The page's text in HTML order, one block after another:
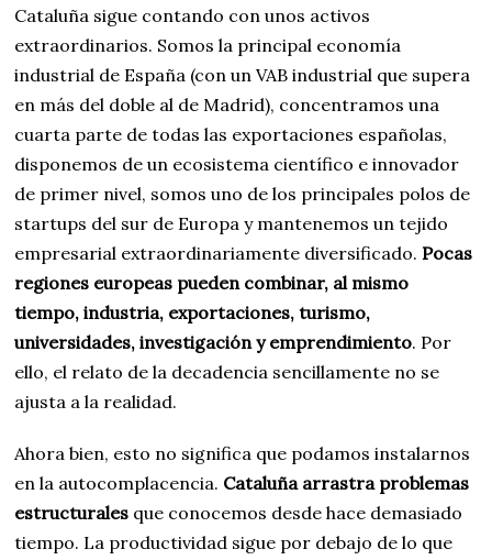
Cataluña sigue contando con unos activos
extraordinarios. Somos la principal economía
industrial de España (con un VAB industrial que supera
en más del doble al de Madrid), concentramos una
cuarta parte de todas las exportaciones españolas,
disponemos de un ecosistema científico e innovador
de primer nivel, somos uno de los principales polos de
startups del sur de Europa y mantenemos un tejido
empresarial extraordinariamente diversificado.Pocas
regiones europeas pueden combinar, al mismo
tiempo, industria, exportaciones, turismo,
universidades, investigación y emprendimiento. Por
ello, el relato de la decadencia sencillamente no se
ajusta a la realidad.
Ahora bien, esto no significa que podamos instalarnos
en la autocomplacencia. Cataluña arrastra problemas
estructurales que conocemos desde hace demasiado
tiempo. La productividad sigue por debajo de lo que